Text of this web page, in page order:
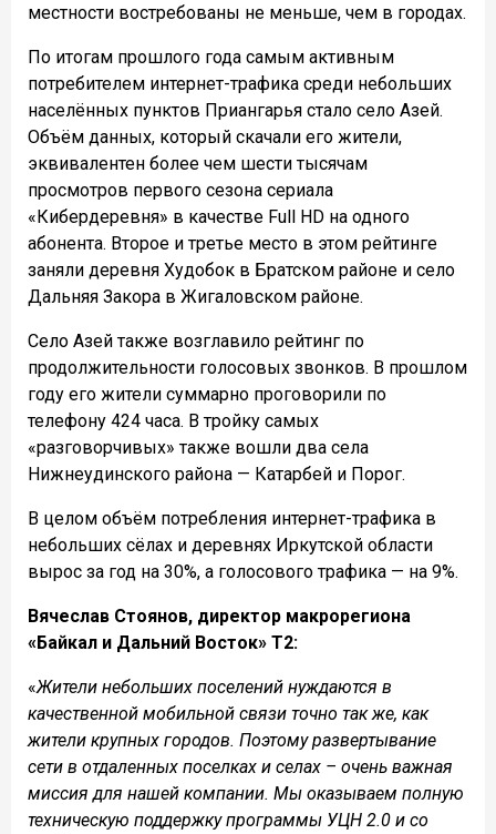
местности востребованы не меньше, чем в городах.
По итогам прошлого года самым активным
потребителем интернет-трафика среди небольших
населённых пунктов Приангарья стало село Азей.
Объём данных, который скачали его жители,
эквивалентен более чем шести тысячам
просмотров первого сезона сериала
«Кибердеревня» в качестве Full HD на одного
абонента. Второе и третье место в этом рейтинге
заняли деревня Худобок в Братском районе и село
Дальняя Закора в Жигаловском районе.
Село Азей также возглавило рейтинг по
продолжительности голосовых звонков. В прошлом
году его жители суммарно проговорили по
телефону 424 часа. В тройку самых
«разговорчивых» также вошли два села
Нижнеудинского района — Катарбей и Порог.
В целом объём потребления интернет-трафика в
небольших сёлах и деревнях Иркутской области
вырос за год на 30%, а голосового трафика — на 9%.
Вячеслав Стоянов, директор макрорегиона
«Байкал и Дальний Восток» T2:
«Жители небольших поселений нуждаются в
качественной мобильной связи точно так же, как
жители крупных городов. Поэтому развертывание
сети в отдаленных поселках и селах – очень важная
миссия для нашей компании. Мы оказываем полную
техническую поддержку программы УЦН 2.0 и со